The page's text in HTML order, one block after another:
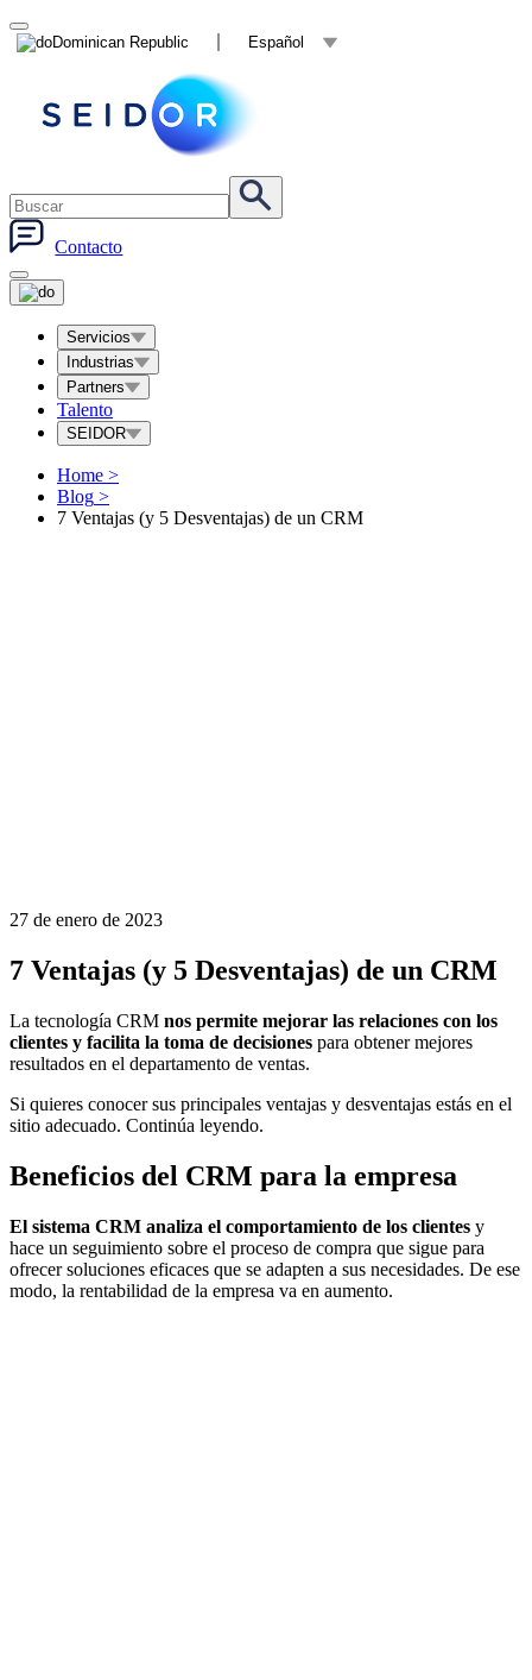
Dominican Republic Español
Contacto
Servicios
Industrias
Partners
Talento
SEIDOR
Home >
Blog >
7 Ventajas (y 5 Desventajas) de un CRM
27 de enero de 2023
7 Ventajas (y 5 Desventajas) de un CRM
La tecnología CRM nos permite mejorar las relaciones con los
clientes y facilita la toma de decisiones para obtener mejores
resultados en el departamento de ventas.
Si quieres conocer sus principales ventajas y desventajas estás en el
sitio adecuado. Continúa leyendo.
Beneficios del CRM para la empresa
El sistema CRM analiza el comportamiento de los clientes y
hace un seguimiento sobre el proceso de compra que sigue para
ofrecer soluciones eficaces que se adapten a sus necesidades. De ese
modo, la rentabilidad de la empresa va en aumento.